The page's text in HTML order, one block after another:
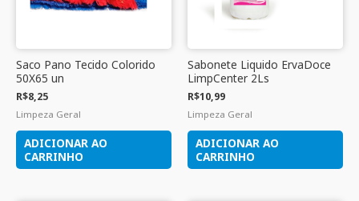
Saco Pano Tecido Colorido
50X65 un
R$8,25
Limpeza Geral
ADICIONAR AO
CARRINHO
Sabonete Liquido ErvaDoce
LimpCenter 2Ls
R$10,99
Limpeza Geral
ADICIONAR AO
CARRINHO